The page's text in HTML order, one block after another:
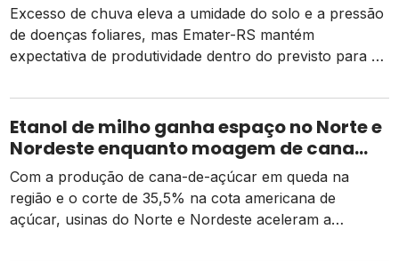
Excesso de chuva eleva a umidade do solo e a pressão
de doenças foliares, mas Emater-RS mantém
expectativa de produtividade dentro do previsto para a
Etanol de milho ganha espaço no Norte e
Nordeste enquanto moagem de cana
recua e tarifa dos EUA pressiona usinas
Com a produção de cana-de-açúcar em queda na
região e o corte de 35,5% na cota americana de
açúcar, usinas do Norte e Nordeste aceleram a